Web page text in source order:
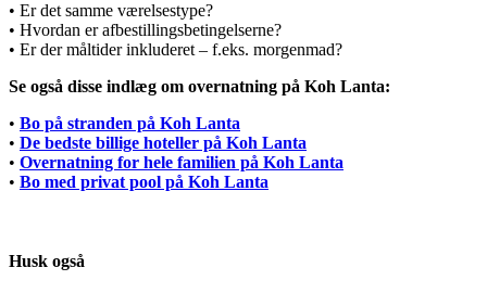
• Er det samme værelsestype?
• Hvordan er afbestillingsbetingelserne?
• Er der måltider inkluderet – f.eks. morgenmad?
Se også disse indlæg om overnatning på Koh Lanta:
• Bo på stranden på Koh Lanta
• De bedste billige hoteller på Koh Lanta
• Overnatning for hele familien på Koh Lanta
• Bo med privat pool på Koh Lanta
Husk også